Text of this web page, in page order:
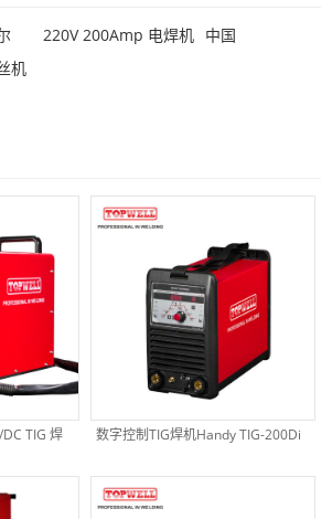
220V 200Amp 电焊机 中国
机
TIG 焊
数字控制TIG焊机Handy TIG-200Di